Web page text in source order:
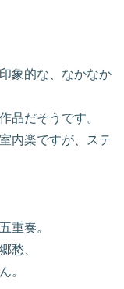
象的な、なかなか
品だそうです。
内楽ですが、ステ
重奏。
愁、
。